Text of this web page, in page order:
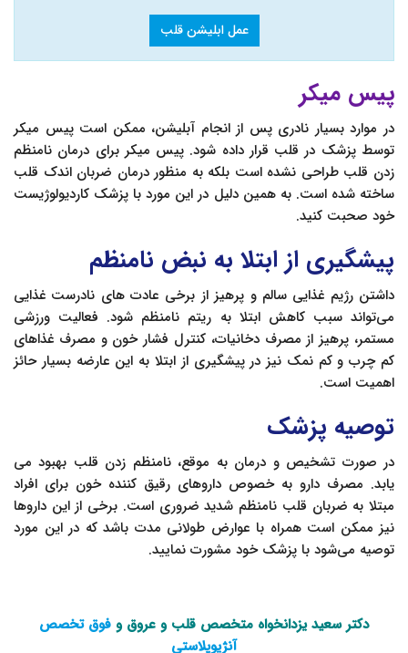
عمل ابلیشن قلب
پیس میکر
در موارد بسیار نادری پس از انجام آبلیشن، ممکن است پیس میکر
توسط پزشک در قلب قرار داده شود. پیس میکر برای درمان نامنظم
زدن قلب طراحی نشده است بلکه به منظور درمان ضربان اندک قلب
ساخته شده است. به همین دلیل در این مورد با پزشک کاردیولوژیست
خود صحبت کنید.
پیشگیری از ابتلا به نبض نامنظم
داشتن رژیم غذایی سالم و پرهیز از برخی عادت های نادرست غذایی
می‌تواند سبب کاهش ابتلا به ریتم نامنظم شود. فعالیت ورزشی
مستمر، پرهیز از مصرف دخانیات، کنترل فشار خون و مصرف غذاهای
کم چرب و کم نمک نیز در پیشگیری از ابتلا به این عارضه بسیار حائز
اهمیت است.
توصیه پزشک
در صورت تشخیص و درمان به موقع، نامنظم زدن قلب بهبود می
یابد. مصرف دارو به خصوص داروهای رقیق کننده خون برای افراد
مبتلا به ضربان قلب نامنظم شدید ضروری است. برخی از این داروها
نیز ممکن است همراه با عوارض طولانی مدت باشد که در این مورد
توصیه می‌شود با پزشک خود مشورت نمایید.
دکتر سعید یزدانخواه متخصص قلب و عروق و فوق تخصص
آنژیوپلاستی